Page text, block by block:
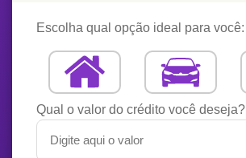
Escolha qual opção ideal para você:
Qual o valor do crédito você deseja?